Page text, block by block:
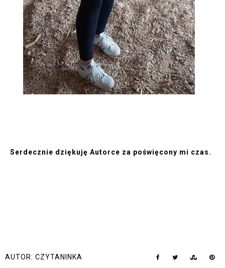
Serdecznie dziękuję Autorce za poświęcony mi czas.
AUTOR: CZYTANINKA